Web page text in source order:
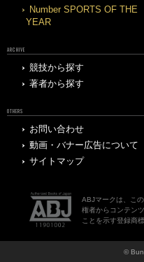
Number SPORTS OF THE
YEAR
ARCHIVE
競技から探す
著者から探す
OTHERS
お問い合わせ
動画・バナー広告について
サイトマップ
ABJマークは、こ
権者からコンテン
ことを示す登録商
©